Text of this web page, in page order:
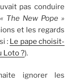
pas conduire
« The New Pope »
et les regards
: Le pape choisit-
Loto ?).
ignorer les